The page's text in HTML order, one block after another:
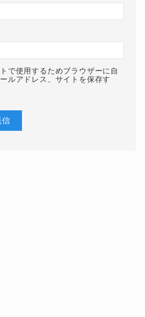
で使用するためブラウザーに自
ルアドレス、サイトを保存す